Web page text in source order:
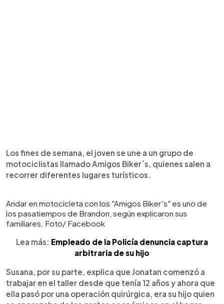
Los fines de semana, el joven se une a un grupo de
motociclistas llamado Amigos Biker´s, quienes salen a
recorrer diferentes lugares turísticos.
Andar en motocicleta con los "Amigos Biker´s" es uno de
los pasatiempos de Brandon, según explicaron sus
familiares. Foto/ Facebook
Lea más: Empleado de la Policía denuncia captura
arbitraria de su hijo
Susana, por su parte, explica que Jonatan comenzó a
trabajar en el taller desde que tenía 12 años y ahora que
ella pasó por una operación quirúrgica, era su hijo quien